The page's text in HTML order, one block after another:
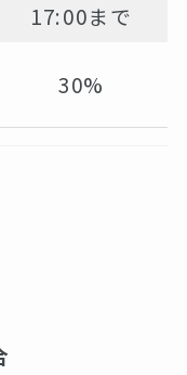
17:00まで
30%